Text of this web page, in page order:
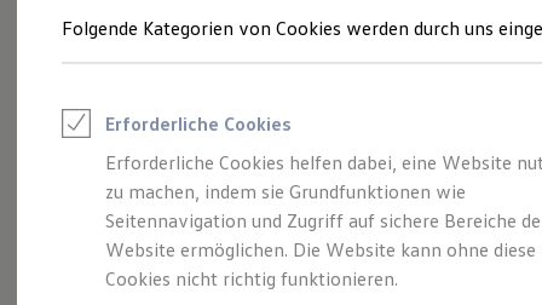
Junge Gebrauchtwagen und Gebrauchtwagen
Saisonangebote
Leasing
Leasing-Angebote
Gebrauchtwagen Leasing
Junge Gebrauchtwagen-Leasing
Elektroauto Leasing
Kleinwagen-Leasing
Leasing ohne Anzahlung
Eine Klasse für sich.
Der Golf.
Folgende Kategorien von Cookies werden durch uns
Erforderliche Cookies
Erforderliche Cookies helfen dabei, eine Website
zu machen, indem sie Grundfunktionen wie
Seitennavigation und Zugriff auf sichere Bereiche
Website ermöglichen. Die Website kann ohne diese
Cookies nicht richtig funktionieren.